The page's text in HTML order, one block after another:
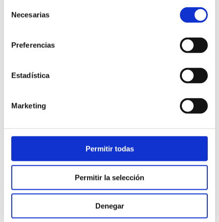
Necesarias
Preferencias
Estadística
Marketing
Permitir todas
Permitir la selección
Denegar